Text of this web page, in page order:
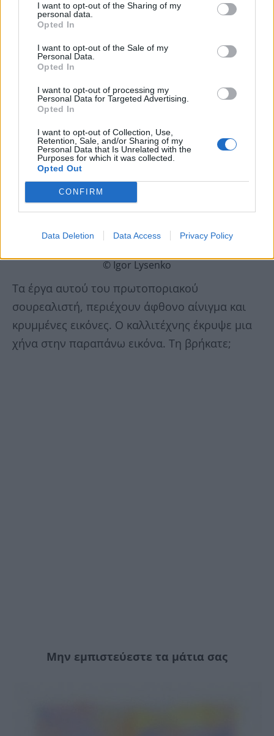
I want to opt-out of the Sharing of my
personal data.
Opted In
I want to opt-out of the Sale of my
Personal Data.
Opted In
I want to opt-out of processing my
Personal Data for Targeted Advertising.
Opted In
I want to opt-out of Collection, Use,
Retention, Sale, and/or Sharing of my
Personal Data that Is Unrelated with the
Purposes for which it was collected.
Opted Out
CONFIRM
Data Deletion Data Access Privacy Policy
© Igor Lysenko
Τα έργα αυτού του πρωτοποριακού
σουρεαλιστή, περιέχουν άφθονο αίνιγμα και
κρυμμένες εικόνες. Ο καλλιτέχνης έκρυψε μια
χήνα στην παραπάνω εικόνα. Τη βρήκατε;
Μην εμπιστεύεστε τα μάτια σας